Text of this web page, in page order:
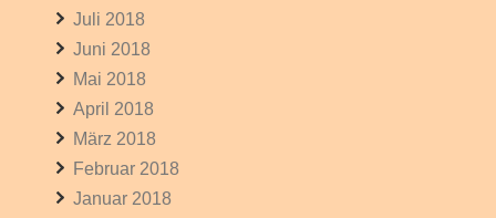
Juli 2018
Juni 2018
Mai 2018
April 2018
März 2018
Februar 2018
Januar 2018